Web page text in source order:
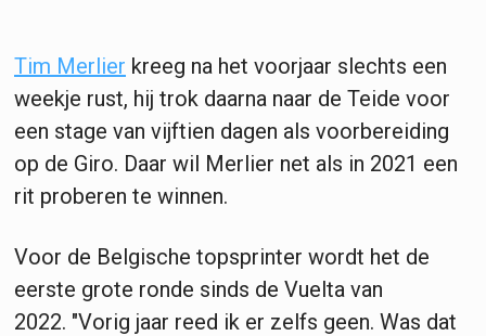
Tim Merlier kreeg na het voorjaar slechts een
weekje rust, hij trok daarna naar de Teide voor
een stage van vijftien dagen als voorbereiding
op de Giro. Daar wil Merlier net als in 2021 een
rit proberen te winnen.
Voor de Belgische topsprinter wordt het de
eerste grote ronde sinds de Vuelta van
2022. "Vorig jaar reed ik er zelfs geen. Was dat